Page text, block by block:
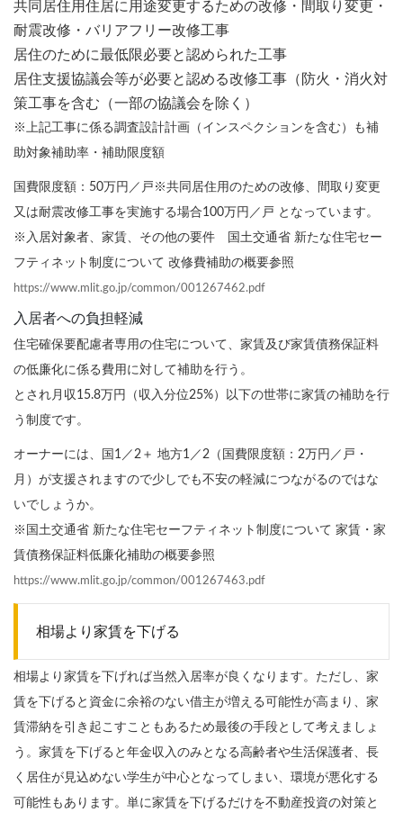
共同居住用住居に用途変更するための改修・間取り変更・
耐震改修・バリアフリー改修工事
居住のために最低限必要と認められた工事
居住支援協議会等が必要と認める改修工事（防火・消火対
策工事を含む（一部の協議会を除く）
※上記工事に係る調査設計計画（インスペクションを含む）も補
助対象補助率・補助限度額
国費限度額：50万円／戸※共同居住用のための改修、間取り変更
又は耐震改修工事を実施する場合100万円／戸 となっています。
※入居対象者、家賃、その他の要件 国土交通省 新たな住宅セー
フティネット制度について 改修費補助の概要参照
https://www.mlit.go.jp/common/001267462.pdf
入居者への負担軽減
住宅確保要配慮者専用の住宅について、家賃及び家賃債務保証料
の低廉化に係る費用に対して補助を行う。
とされ月収15.8万円（収入分位25%）以下の世帯に家賃の補助を行
う制度です。
オーナーには、国1／2＋ 地方1／2（国費限度額：2万円／戸・
月）が支援されますので少しでも不安の軽減につながるのではな
いでしょうか。
※国土交通省 新たな住宅セーフティネット制度について 家賃・家
賃債務保証料低廉化補助の概要参照
https://www.mlit.go.jp/common/001267463.pdf
相場より家賃を下げる
相場より家賃を下げれば当然入居率が良くなります。ただし、家
賃を下げると資金に余裕のない借主が増える可能性が高まり、家
賃滞納を引き起こすこともあるため最後の手段として考えましょ
う。家賃を下げると年金収入のみとなる高齢者や生活保護者、長
く居住が見込めない学生が中心となってしまい、環境が悪化する
可能性もあります。単に家賃を下げるだけを不動産投資の対策と